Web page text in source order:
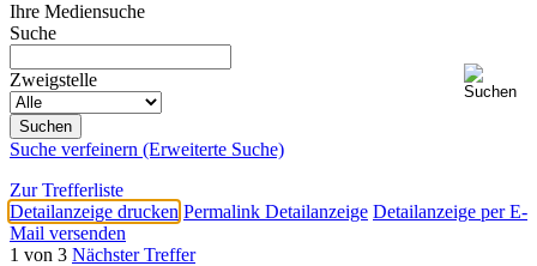
Ihre Mediensuche
Suche
Zweigstelle
Suche verfeinern (Erweiterte Suche)
Zur Trefferliste
Detailanzeige drucken Permalink Detailanzeige Detailanzeige per E-
Mail versenden
1 von 3 Nächster Treffer